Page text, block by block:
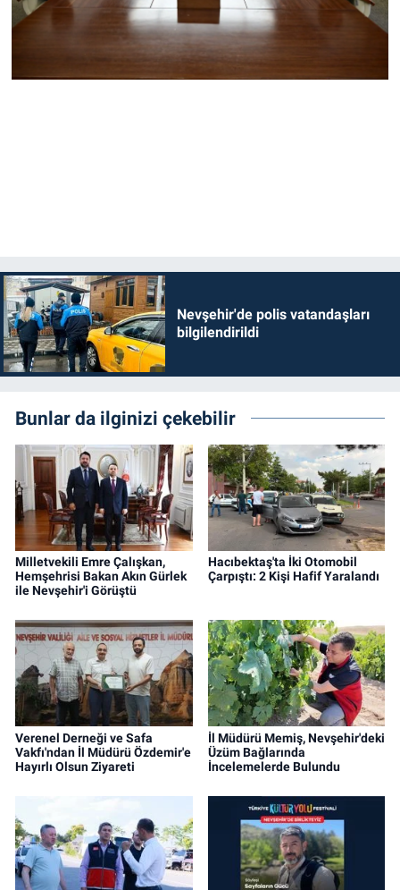
Nevşehir'de polis vatandaşları
bilgilendirildi
Bunlar da ilginizi çekebilir
Milletvekili Emre Çalışkan,
Hemşehrisi Bakan Akın Gürlek
ile Nevşehir'i Görüştü
Hacıbektaş'ta İki Otomobil
Çarpıştı: 2 Kişi Hafif Yaralandı
Verenel Derneği ve Safa
Vakfı'ndan İl Müdürü Özdemir'e
Hayırlı Olsun Ziyareti
İl Müdürü Memiş, Nevşehir'deki
Üzüm Bağlarında
İncelemelerde Bulundu